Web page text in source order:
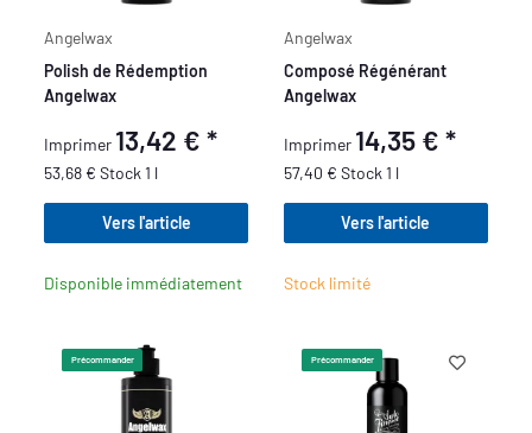
Angelwax
Polish de Rédemption
Angelwax
Imprimer 13,42 €*
53,68 € Stock 1 l
Vers l'article
Disponible immédiatement
Angelwax
Composé Régénérant
Angelwax
Imprimer 14,35 € *
57,40 € Stock 1 l
Vers l'article
Stock limité
Précommander Précommander